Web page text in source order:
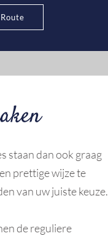
Route
staan dan ook graag
prettige wijze te
van uw juiste keuze.
de reguliere